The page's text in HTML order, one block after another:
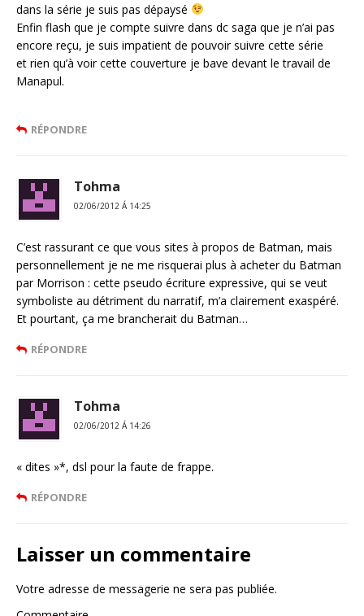
dans la série je suis pas dépaysé
Enfin flash que je compte suivre dans dc saga que je n’ai pas
encore reçu, je suis impatient de pouvoir suivre cette série
et rien qu’à voir cette couverture je bave devant le travail de
Manapul.
RÉPONDRE
Tohma
02/06/2012 Á 14:25
C’est rassurant ce que vous sites à propos de Batman, mais
personnellement je ne me risquerai plus à acheter du Batman
par Morrison : cette pseudo écriture expressive, qui se veut
symboliste au détriment du narratif, m’a clairement exaspéré.
Et pourtant, ça me brancherait du Batman…
RÉPONDRE
Tohma
02/06/2012 Á 14:26
« dites »*, dsl pour la faute de frappe.
RÉPONDRE
Laisser un commentaire
Votre adresse de messagerie ne sera pas publiée.